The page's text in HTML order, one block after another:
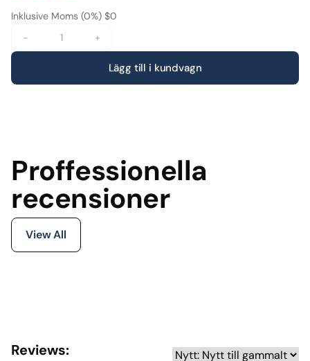
Inklusive Moms (0%) $0
-
+
Lägg till i kundvagn
Proffessionella
recensioner
View All
Reviews: